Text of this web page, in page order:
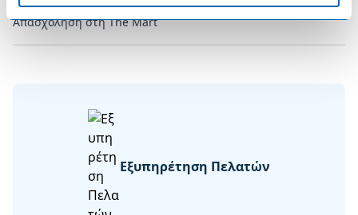
Απασχόληση στη The Mart
Εξυπηρέτηση Πελατών